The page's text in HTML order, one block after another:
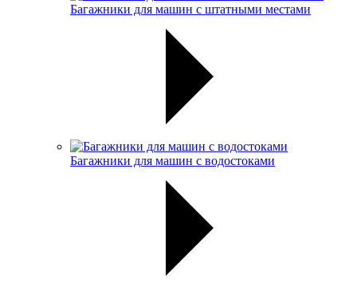
Багажники для машин с штатными местами
Багажники для машин с водостоками